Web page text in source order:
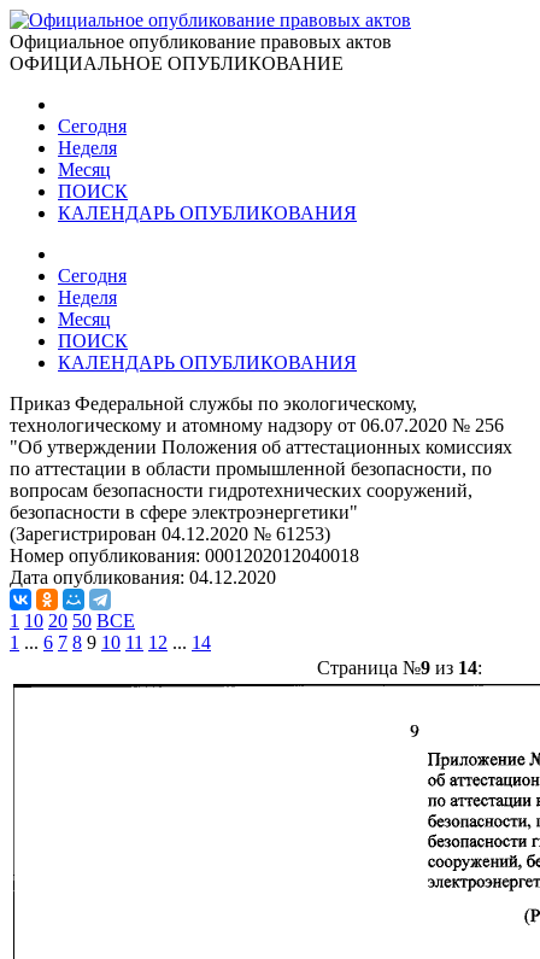
Официальное опубликование правовых актов
ОФИЦИАЛЬНОЕ ОПУБЛИКОВАНИЕ
Сегодня
Неделя
Месяц
ПОИСК
КАЛЕНДАРЬ ОПУБЛИКОВАНИЯ
Сегодня
Неделя
Месяц
ПОИСК
КАЛЕНДАРЬ ОПУБЛИКОВАНИЯ
Приказ Федеральной службы по экологическому,
технологическому и атомному надзору от 06.07.2020 № 256
"Об утверждении Положения об аттестационных комиссиях
по аттестации в области промышленной безопасности, по
вопросам безопасности гидротехнических сооружений,
безопасности в сфере электроэнергетики"
(Зарегистрирован 04.12.2020 № 61253)
Номер опубликования: 0001202012040018
Дата опубликования: 04.12.2020
1 10 20 50 ВСЕ
1 ... 6 7 8 9 10 11 12 ... 14
Страница №9из 14: